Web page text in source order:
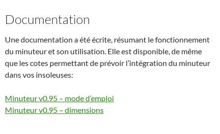
Documentation
Une documentation a été écrite, résumant le fonctionnement
du minuteur et son utilisation. Elle est disponible, de même
que les cotes permettant de prévoir l’intégration du minuteur
dans vos insoleuses:
Minuteur v0.95 – mode d’emploi
Minuteur v0.95 – dimensions